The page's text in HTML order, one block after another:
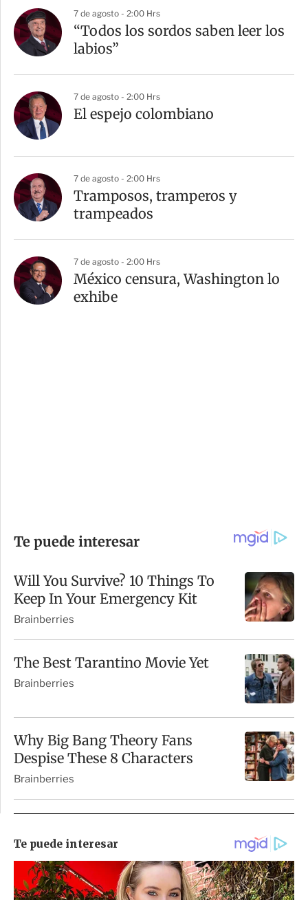
7 de agosto - 2:00 Hrs
“Todos los sordos saben leer los
labios”
7 de agosto - 2:00 Hrs
El espejo colombiano
7 de agosto - 2:00 Hrs
Tramposos, tramperos y
trampeados
7 de agosto - 2:00 Hrs
México censura, Washington lo
exhibe